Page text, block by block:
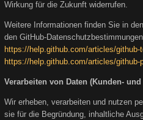
Wirkung für die Zukunft widerrufen.
Weitere Informationen finden Sie in
den GitHub-
https://help.github.com/articles/github-
https://help.github.com/articles/
Verarbeiten von Daten (Kunden-
Wir erheben, verarbeiten und nutzen
sie für die Begründung, inhaltliche